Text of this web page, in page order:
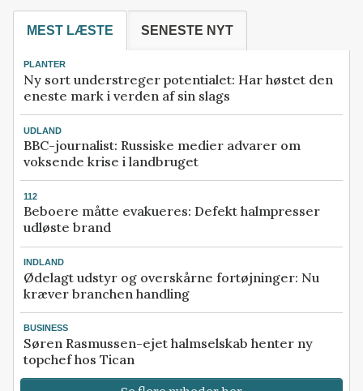
MEST LÆSTE SENESTE NYT
PLANTER
Ny sort understreger potentialet: Har høstet den
eneste mark i verden af sin slags
UDLAND
BBC-journalist: Russiske medier advarer om
voksende krise i landbruget
112
Beboere måtte evakueres: Defekt halmpresser
udløste brand
INDLAND
Ødelagt udstyr og overskårne fortøjninger: Nu
kræver branchen handling
BUSINESS
Søren Rasmussen-ejet halmselskab henter ny
topchef hos Tican